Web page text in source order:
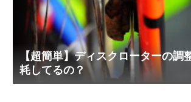
【超簡単】ディスクローターの調
耗してるの？